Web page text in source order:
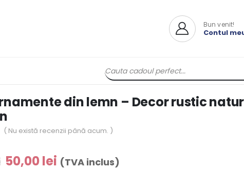
Bun venit!
Contul
din lemn – Decor rustic
( Nu există recenzii până acum. )
50,00 lei (TVA inclus)